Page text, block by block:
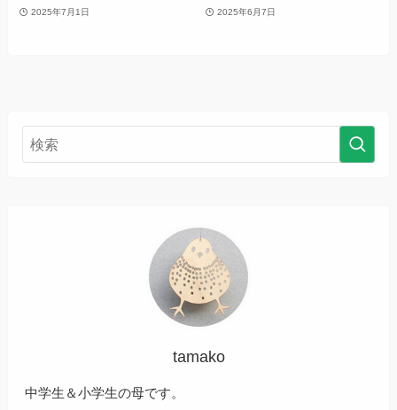
2025年7月1日 2025年6月7日
tamako
中学生＆小学生の母です。